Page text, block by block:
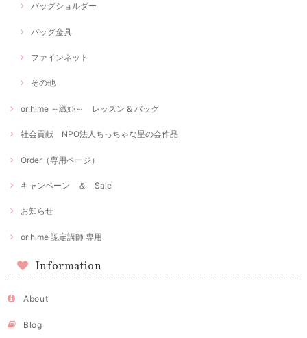
バッグショルダー
バッグ金具
ファインネット
その他
orihime ～織姫～ レッスン & バッグ
社会貢献 NPO法人ちっちゃな星の会作品
Order（専用ページ）
キャンペーン ＆ Sale
お知らせ
orihime 認定講師 専用
Information
About
Blog